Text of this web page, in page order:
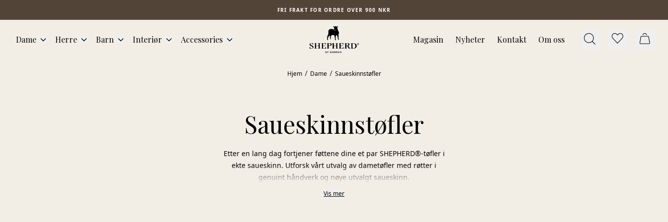
FRI FRAKT FOR ORDRE OVER 900 NKR
Dame Herre Barn Interiør Accessories Magasin Nyheter Kontakt Om oss
Hjem Dame Saueskinnstøfler
Saueskinnstøfler
Etter en lang dag fortjener føttene dine et par SHEPHERD®-tøfler i
ekte saueskinn. Utforsk vårt utvalg av dametøfler med røtter i
genuint håndverk og nøye utvalgt saueskinn.
Velg mellom varme tøfler, praktiske slip-ins og elegante
Vis mer